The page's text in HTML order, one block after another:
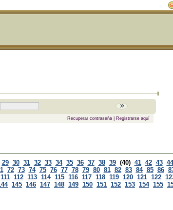
Recuperar contraseña| Registrarse aquí
29 30 31 32 33 34 35 36 37 38 39 (40) 41 42 43 44
72 73 74 75 76 77 78 79 80 81 82 83 84 85 86
111 112 113 114 115 116 117 118 119 120 121 122
145 146 147 148 149 150 151 152 153 154 155